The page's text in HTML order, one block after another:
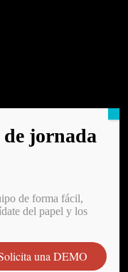
ni de Servicios de
jornada
de forma fácil,
del papel y los
una DEMO